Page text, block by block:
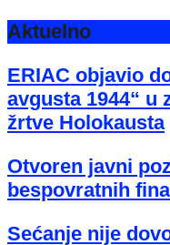
Aktuelno
ERIAC objavio
avgusta 1944“ u
žrtve Holokausta
Otvoren javni
bespovratnih
Sećanje nije